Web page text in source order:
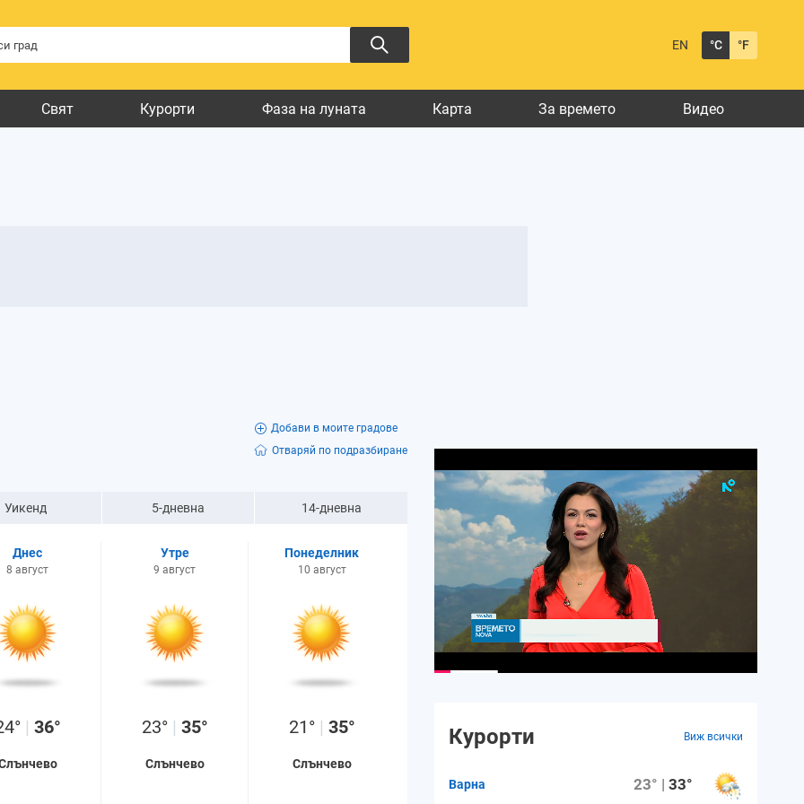
EN °C °F
Свят Курорти Фаза на луната Карта За времето Видео
Добави в моите градове
Отваряй по подразбиране
Уикенд 5-дневна 14-дневна
Днес
8 август
| 36°
Утре
9 август
23° | 35°
Слънчево
Понеделник
10 август
21° | 35°
Слънчево
Курорти Виж всички
Варна 23° |33°